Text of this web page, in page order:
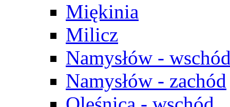
Miękinia
Milicz
Namysłów -
Namysłów - zachód